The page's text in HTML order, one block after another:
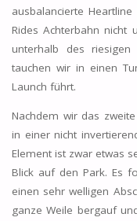
ausbalancierte
Rides Achterbahn nicht
unterhalb des riesigen
tauchen wir in einen
Launch führt.
Nachdem wir das
in einer nicht
Element ist zwar etwas
Blick auf den Park. Es
einen sehr welligen
ganze Weile bergauf